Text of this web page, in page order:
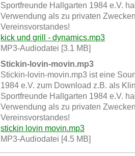
Sportfreunde Hallgarten 1984 e.V.
Verwendung als zu privaten
Vereinsvorstandes!
kick und grill - dynamics.mp3
MP3-Audiodatei [3.1 MB]
Stickin-lovin-movin.mp3
Stickin-lovin-movin.mp3 ist eine
1984 e.V. zum Download z.B. als
Sportfreunde Hallgarten 1984 e.V.
Verwendung als zu privaten
Vereinsvorstandes!
stickin lovin movin.mp3
MP3-Audiodatei [4.5 MB]